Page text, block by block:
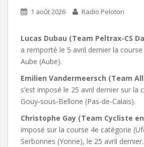
1 août 2026 Radio Peloton
Lucas Dubau (Team Peltrax-CS
a remporté le 5 avril dernier la
Aube (Aube).
Emilien Vandermeersch (Team
s’est imposé le 25 avril dernier sur la
Gouy-sous-Bellone (Pas-de-Calais).
Christophe Gay (Team Cycliste
imposé sur la course 4e catégorie
Serbonnes (Yonne), le 25 avril dernier.